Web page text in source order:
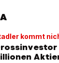
kommt